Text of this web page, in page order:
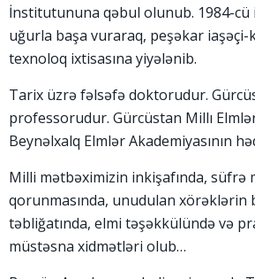
İnstitutununa qəbul olunub. 1984-cü
uğurla başa vuraraq, peşəkar
texnoloq ixtisasına yiyələnib.
Tarix üzrə fəlsəfə doktorudur.
professorudur. Gürcüstan Millı
Beynəlxalq Elmlər Akademiyasının
Milli mətbəximizin inkişafında, süfrə
qorunmasında, unudulan xörəklərin
təbliğatında, elmi təşəkkülündə və
müstəsna xidmətləri olub…